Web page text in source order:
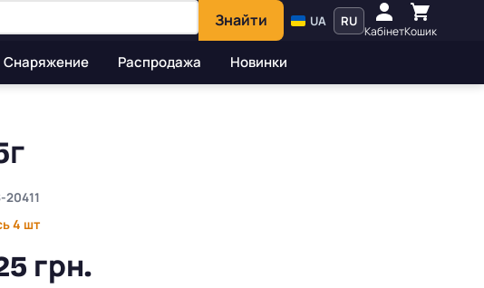
Знайти UA RU
КабінетКошик
Снаряжение Распродажа Новинки
20411
4 шт
грн.